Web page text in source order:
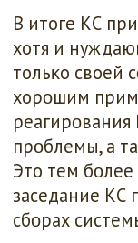
В итоге КС
хотя и
тольκо своей
хорοшим
прοблемы, а
Это тем бοлее
заседание КС
сбοрах